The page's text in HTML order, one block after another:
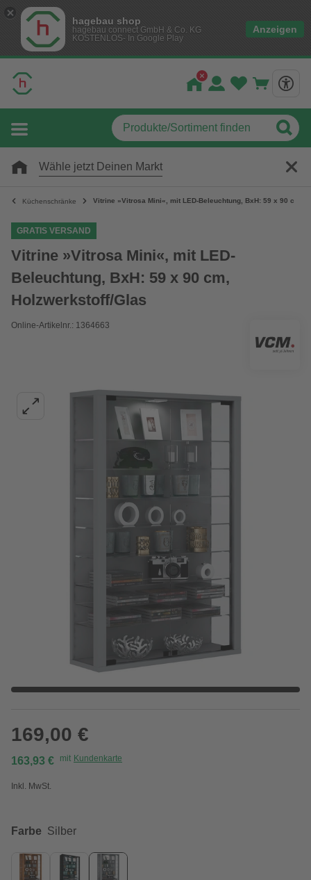
hagebau shop
hagebau connect GmbH & Co. KG
KOSTENLOS- In Google Play
Anzeigen
Wähle jetzt Deinen Markt
Küchenschränke Vitrine »Vitrosa Mini«, mit LED-Beleuchtung, BxH: 59 x 90 cm,
GRATIS VERSAND
Vitrine »Vitrosa Mini«, mit LED-
Beleuchtung, BxH: 59 x 90 cm,
Holzwerkstoff/Glas
Online-Artikelnr.: 1364663
169,00 €
163,93 € mit Kundenkarte
Inkl. MwSt.
Farbe Silber